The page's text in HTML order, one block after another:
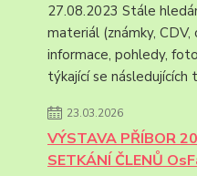
27.08.2023 Stále
materiál (známky, CDV,
informace, pohledy,
týkající se následujících
23.03.2026
VÝSTAVA PŘÍBOR
SETKÁNÍ ČLENŮ